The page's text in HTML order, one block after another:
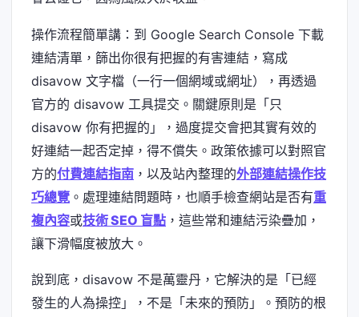
操作流程簡單講：到 Google Search Console 下載
連結清單，篩出你很有把握的有害連結，寫成
disavow 文字檔（一行一個網域或網址），再透過
官方的 disavow 工具提交。關鍵原則是「只
disavow 你有把握的」，過度提交會把其實有效的
好連結一起否定掉，得不償失。政策依據可以對照官
方的付費連結指南 ，以及站內整理的外部連結操作技
巧總覽 。處理連結問題時，也順手檢查網站是否有重
複內容或技術 SEO 盲點 ，這些常和連結污染疊加，
讓下滑幅度被放大。
說到底，disavow 不是萬靈丹，它解決的是「已經
發生的人為操控」，不是「未來的預防」。預防的根